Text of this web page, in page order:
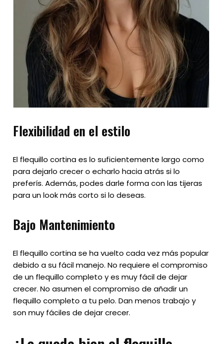
Flexibilidad en el estilo
El flequillo cortina es lo suficientemente largo como
para dejarlo crecer o echarlo hacia atrás si lo
preferís. Además, podes darle forma con las tijeras
para un look más corto si lo deseas.
Bajo Mantenimiento
El flequillo cortina se ha vuelto cada vez más popular
debido a su fácil manejo. No requiere el compromiso
de un flequillo completo y es muy fácil de dejar
crecer. No asumen el compromiso de añadir un
flequillo completo a tu pelo. Dan menos trabajo y
son muy fáciles de dejar crecer.